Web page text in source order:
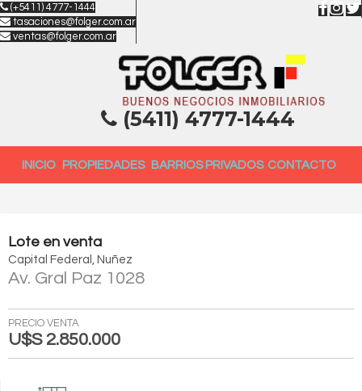
(+5411) 4777-1444
tasaciones@folger.com.ar
ventas@folger.com.ar
(5411) 4777-1444
INICIO PROPIEDADES BARRIOS PRIVADOS CONTACTO
Lote en venta
Capital Federal Nuñez
Av. Gral Paz 1028
PRECIO VENTA
U$S 2.850.000